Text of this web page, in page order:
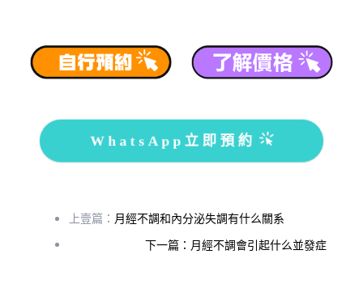
WhatsApp立即預約
上壹篇： 月經不調和內分泌失調有什么關系
下一篇：月經不調會引起什么並發症